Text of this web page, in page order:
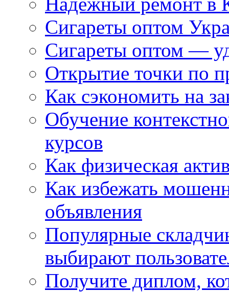
Сигареты оптом
Сигареты оптом —
Открытие точки по
Как сэкономить на
Обучение
курсов
Как физическая
Как избежать
объявления
Популярные
выбирают
Получите диплом,